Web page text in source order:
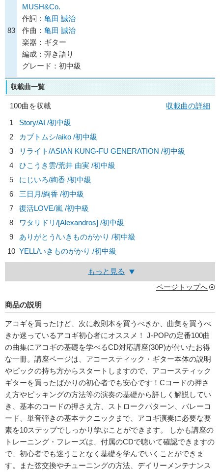
83
MUSH&Co.
作詞： 亀田 誠治
作曲： 亀田 誠治
楽器：ギター
編成：弾き語り
グレード：初中級
収載曲一覧
100曲を収載
収載曲の詳細
1
Story/AI /初中級
2
カブトムシ/aiko /初中級
3
リライト/ASIAN KUNG-FU GENERATION /初中級
4
ひこうき雲/荒井 由実 /初中級
5
にじいろ/絢香 /初中級
6
三日月/絢香 /初中級
7
復活LOVE/嵐 /初中級
8
ワタリドリ/[Alexandros] /初中級
9
ありがとう/いきものがかり /初中級
10 YELL/いきものがかり /初中級
もっと見る
ページトップへ
商品の説明
アコギを買ったけど、次に教則本を買うべきか、曲集を買うべ
きか迷っているアコギ初心者にオススメ！ J-POPの定番100曲
の曲集にアコギの基礎を学べるCD対応講座(30P)が付いたお得
な一冊。講座ページは、アコースティック・ギター本体の説明
やピックの持ち方からスタートしますので、アコースティック
ギターを買ったばかりの初心者でも安心です！Cコードの押さ
え方やピッキングの方法等の演奏の基礎から詳しく解説してい
き、基本のコードの押さえ方、ストロークパターン、バレーコ
ード、単音弾きの基本テクニックまで、アコギ演奏に必要な要
素を10ステップでしっかり学ぶことができます。 しかも講座の
トレーニング・フレーズは、付属のCDで聴いて確認できますの
で、初心者でも迷うことなく基礎を学んでいくことができま
す。また弦交換やチューニングの方法、デイリーメンテナンス